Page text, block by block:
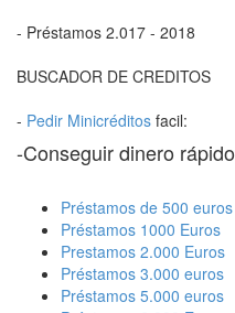
- Préstamos 2.017 - 2018
BUSCADOR DE CREDITOS
- Pedir Minicréditos facil:
-Conseguir dinero rápido
Préstamos de 500 euros
Préstamos 1000 Euros
Prestamos 2.000 Euros
Préstamos 3.000 euros
Préstamos 5.000 euros